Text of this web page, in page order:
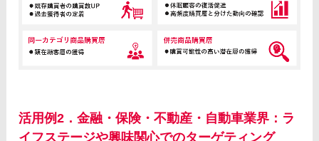
活用例2．金融・保険・不動産・自動車業界：ラ
イフステージや興味関心でのターゲティング